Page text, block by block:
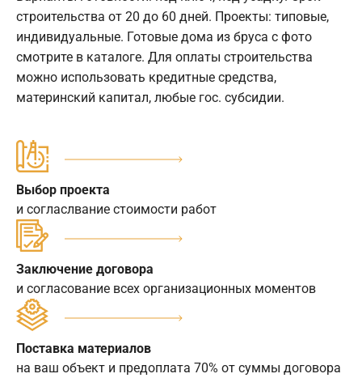
строительства от 20 до 60 дней. Проекты: типовые,
индивидуальные. Готовые дома из бруса с фото
смотрите в каталоге. Для оплаты строительства
можно использовать кредитные средства,
материнский капитал, любые гос. субсидии.
Выбор проекта
и согласлвание стоимости работ
Заключение договора
и согласование всех организационных моментов
Поставка материалов
на ваш объект и предоплата 70% от суммы договора